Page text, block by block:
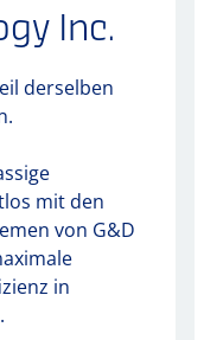
Inc.
derselben
mit den
von G&D
in